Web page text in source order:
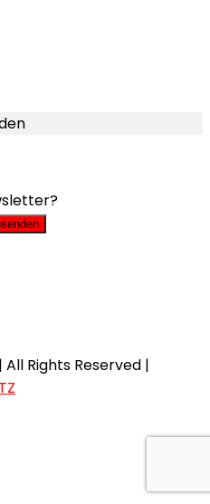
| All Rights Reserved |